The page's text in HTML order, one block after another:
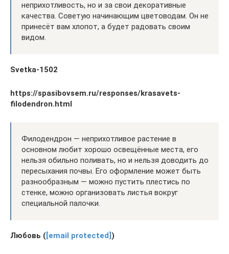
неприхотливость, но и за свои декоративные
качества. Советую начинающим цветоводам. Он не
принесёт вам хлопот, а будет радовать своим
видом.
Svetka-1502
https://spasibovsem.ru/responses/krasavets-
filodendron.html
Филодендрон — неприхотливое растение в
основном любит хорошо освещённые места, его
нельзя обильно поливать, но и нельзя доводить до
пересыхания почвы. Его оформление может быть
разнообразным — можно пустить плестись по
стенке, можно организовать листья вокруг
специальной палочки.
Любовь ([email protected])